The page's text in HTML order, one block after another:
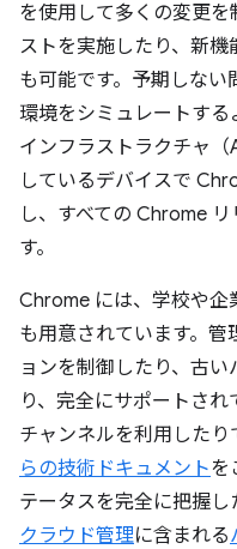
を使用して多くの変更
ストを実施したり、新
も可能です。予期しな
環境をシミュレートす
インフラストラクチャ
しているデバイスで
し、すべての Chrome
す。
Chrome には、学校や企
も用意されています。
ョンを制御したり、古
り、完全にサポートされ
チャンネルを利用したり
らの技術ドキュメントを
テータスを完全に把握し
クラウド管理に含まれる